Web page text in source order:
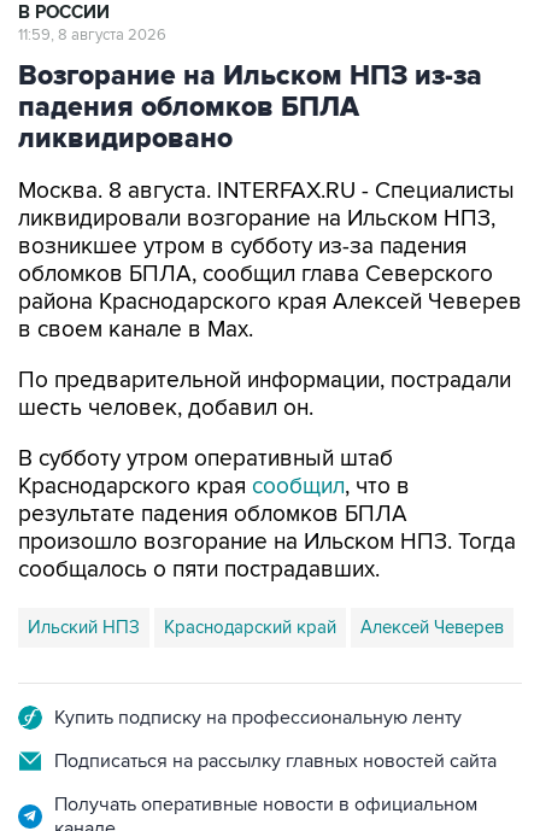
В РОССИИ
11:59, 8 августа 2026
Возгорание на Ильском НПЗ из-за
падения обломков БПЛА
ликвидировано
Москва. 8 августа. INTERFAX.RU - Специалисты
ликвидировали возгорание на Ильском НПЗ,
возникшее утром в субботу из-за падения
обломков БПЛА, сообщил глава Северского
района Краснодарского края Алексей Чеверев
в своем канале в Max.
По предварительной информации, пострадали
шесть человек, добавил он.
В субботу утром оперативный штаб
Краснодарского края сообщил, что в
результате падения обломков БПЛА
произошло возгорание на Ильском НПЗ. Тогда
сообщалось о пяти пострадавших.
Ильский НПЗ Краснодарский край Алексей Чеверев
Купить подписку на профессиональную ленту
Подписаться на рассылку главных новостей сайта
Получать оперативные новости в официальном